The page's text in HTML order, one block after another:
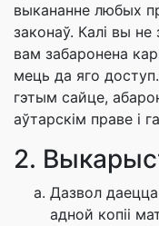
выкананне любых
законаў. Калі вы
вам забаронена
мець да яго
гэтым сайце,
аўтарскім праве і
2.
Дазвол
адной копіі